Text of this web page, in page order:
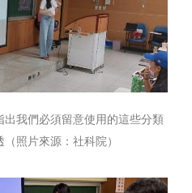
我們必須留意使用的這些分類
照片來源：社科院）